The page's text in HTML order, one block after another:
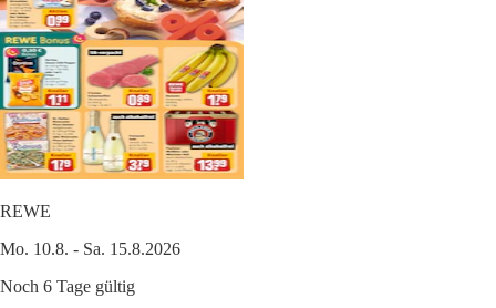
REWE
Mo. 10.8. - Sa. 15.8.2026
Noch 6 Tage gültig